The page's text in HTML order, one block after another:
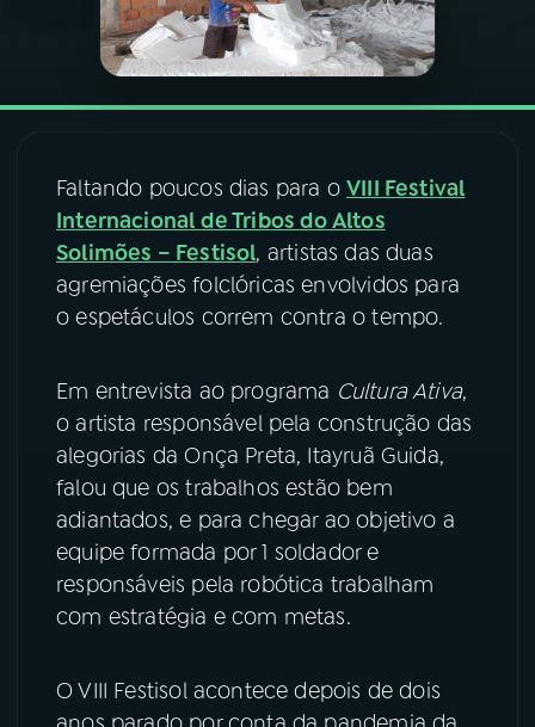
PROGRAMAS
PODCASTS
06 VIDEOCASTS
07ÚLTIMAS
ACOMPANHE A RÁDIO NACIONAL
YouTube Facebook
Instagram X
TikTok
Faltando poucos dias para oVIII Festival
Internacional de Tribos do Altos
Solimões – Festisol, artistas das duas
agremiações folclóricas envolvidos para
o espetáculos correm contra o tempo.
Em entrevista ao programa Cultura Ativa,
o artista responsável pela construção das
alegorias da Onça Preta, Itayruã Guida,
falou que os trabalhos estão bem
adiantados, e para chegar ao objetivo a
equipe formada por 1 soldador e
responsáveis pela robótica trabalham
com estratégia e com metas.
O VIII Festisol acontece depois de dois